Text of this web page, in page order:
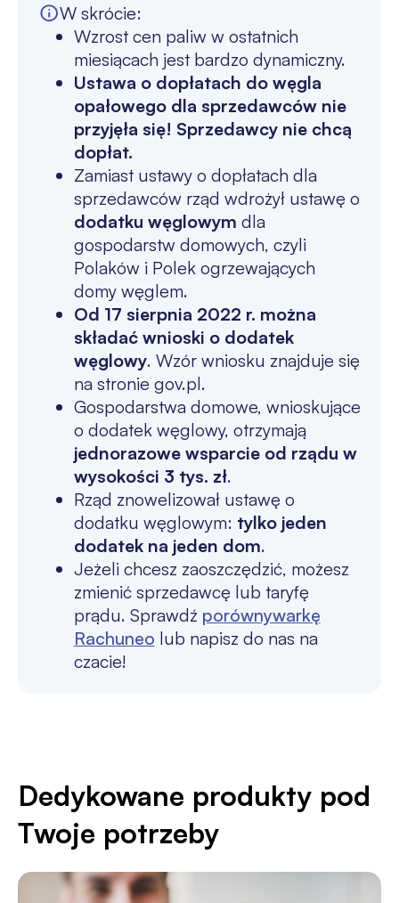
W skrócie:
Wzrost cen paliw w ostatnich
miesiącach jest bardzo dynamiczny.
Ustawa o dopłatach do węgla
opałowego dla sprzedawców nie
przyjęła się! Sprzedawcy nie chcą
dopłat.
Zamiast ustawy o dopłatach dla
sprzedawców rząd wdrożył ustawę o
dodatku węglowym dla
gospodarstw domowych, czyli
Polaków i Polek ogrzewających
domy węglem.
Od 17 sierpnia 2022 r. można
składać wnioski o dodatek
węglowy. Wzór wniosku znajduje się
na stronie gov.pl.
Gospodarstwa domowe, wnioskujące
o dodatek węglowy, otrzymają
jednorazowe wsparcie od rządu w
wysokości 3 tys. zł.
Rząd znowelizował ustawę o
dodatku węglowym: tylko jeden
dodatek na jeden dom.
Jeżeli chcesz zaoszczędzić, możesz
zmienić sprzedawcę lub taryfę
prądu. Sprawdź porównywarkę
Rachuneo lub napisz do nas na
czacie!
Dedykowane produkty pod
Twoje potrzeby